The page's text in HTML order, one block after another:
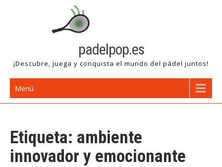
padelpop.es
¡Descubre, juega y conquista el mundo del pádel juntos!
Menú
Etiqueta: ambiente
innovador y emocionante